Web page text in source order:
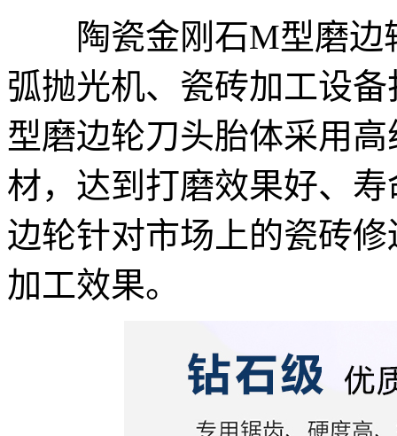
陶瓷金刚石M型磨边
弧抛光机、瓷砖加工设
型磨边轮刀头胎体采用
材，达到打磨效果好、
边轮针对市场上的瓷砖
加工效果。